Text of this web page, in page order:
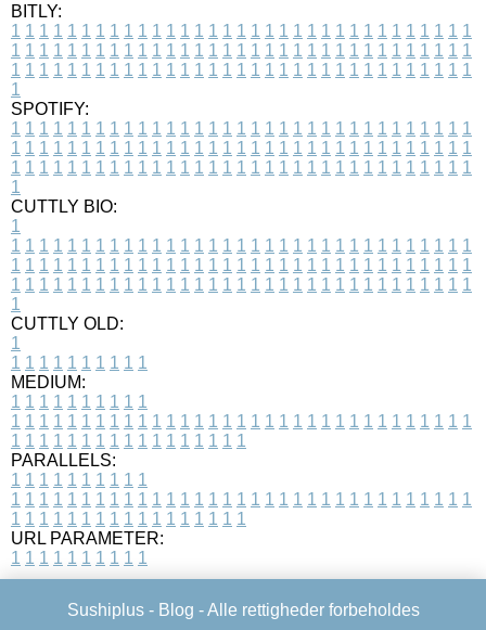
BITLY:
1 1 1 1 1 1 1 1 1 1 1 1 1 1 1 1 1 1 1 1 1 1 1 1 1 1 1 1 1 1 1 1 1
1 1 1 1 1 1 1 1 1 1 1 1 1 1 1 1 1 1 1 1 1 1 1 1 1 1 1 1 1 1 1 1 1
1 1 1 1 1 1 1 1 1 1 1 1 1 1 1 1 1 1 1 1 1 1 1 1 1 1 1 1 1 1 1 1 1
1
SPOTIFY:
1 1 1 1 1 1 1 1 1 1 1 1 1 1 1 1 1 1 1 1 1 1 1 1 1 1 1 1 1 1 1 1 1
1 1 1 1 1 1 1 1 1 1 1 1 1 1 1 1 1 1 1 1 1 1 1 1 1 1 1 1 1 1 1 1 1
1 1 1 1 1 1 1 1 1 1 1 1 1 1 1 1 1 1 1 1 1 1 1 1 1 1 1 1 1 1 1 1 1
1
CUTTLY BIO:
1
1 1 1 1 1 1 1 1 1 1 1 1 1 1 1 1 1 1 1 1 1 1 1 1 1 1 1 1 1 1 1 1 1
1 1 1 1 1 1 1 1 1 1 1 1 1 1 1 1 1 1 1 1 1 1 1 1 1 1 1 1 1 1 1 1 1
1 1 1 1 1 1 1 1 1 1 1 1 1 1 1 1 1 1 1 1 1 1 1 1 1 1 1 1 1 1 1 1 1
1
CUTTLY OLD:
1
1 1 1 1 1 1 1 1 1 1
MEDIUM:
1 1 1 1 1 1 1 1 1 1
1 1 1 1 1 1 1 1 1 1 1 1 1 1 1 1 1 1 1 1 1 1 1 1 1 1 1 1 1 1 1 1 1
1 1 1 1 1 1 1 1 1 1 1 1 1 1 1 1 1
PARALLELS:
1 1 1 1 1 1 1 1 1 1
1 1 1 1 1 1 1 1 1 1 1 1 1 1 1 1 1 1 1 1 1 1 1 1 1 1 1 1 1 1 1 1 1
1 1 1 1 1 1 1 1 1 1 1 1 1 1 1 1 1
URL PARAMETER:
1 1 1 1 1 1 1 1 1 1
Sushiplus - Blog - Alle rettigheder forbeholdes